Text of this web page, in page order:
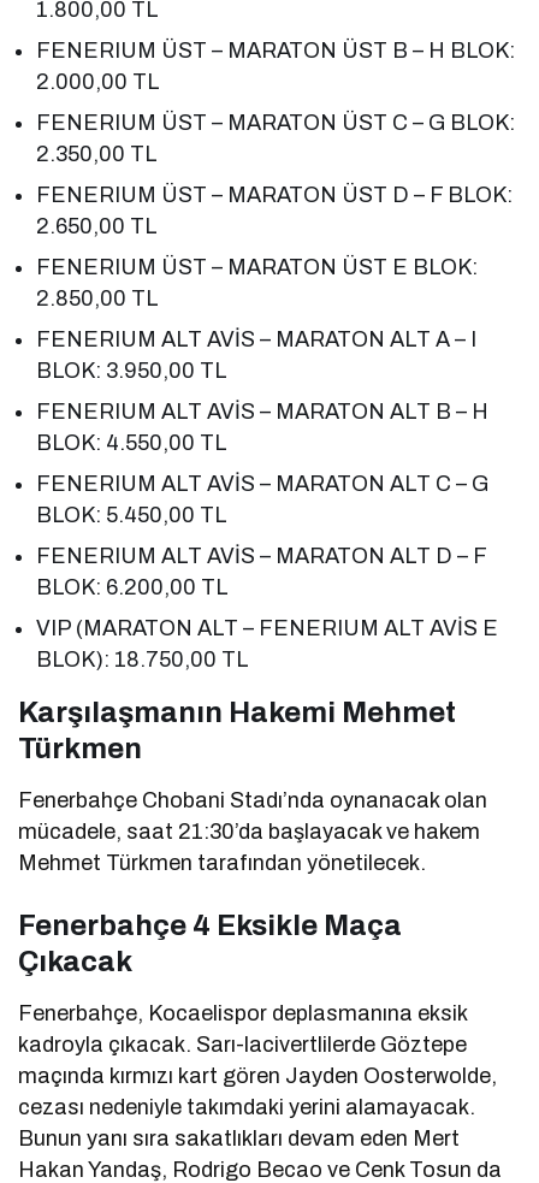
1.800,00 TL
FENERIUM ÜST – MARATON ÜST B – H BLOK:
2.000,00 TL
FENERIUM ÜST – MARATON ÜST C – G BLOK:
2.350,00 TL
FENERIUM ÜST – MARATON ÜST D – F BLOK:
2.650,00 TL
FENERIUM ÜST – MARATON ÜST E BLOK:
2.850,00 TL
FENERIUM ALT AVİS – MARATON ALT A – I
BLOK: 3.950,00 TL
FENERIUM ALT AVİS – MARATON ALT B – H
BLOK: 4.550,00 TL
FENERIUM ALT AVİS – MARATON ALT C – G
BLOK: 5.450,00 TL
FENERIUM ALT AVİS – MARATON ALT D – F
BLOK: 6.200,00 TL
VIP (MARATON ALT – FENERIUM ALT AVİS E
BLOK): 18.750,00 TL
Karşılaşmanın Hakemi Mehmet
Türkmen
Fenerbahçe Chobani Stadı’nda oynanacak olan
mücadele, saat 21:30’da başlayacak ve hakem
Mehmet Türkmen tarafından yönetilecek.
Fenerbahçe 4 Eksikle Maça
Çıkacak
Fenerbahçe, Kocaelispor deplasmanına eksik
kadroyla çıkacak. Sarı-lacivertlilerde Göztepe
maçında kırmızı kart gören Jayden Oosterwolde,
cezası nedeniyle takımdaki yerini alamayacak.
Bunun yanı sıra sakatlıkları devam eden Mert
Hakan Yandaş, Rodrigo Becao ve Cenk Tosun da